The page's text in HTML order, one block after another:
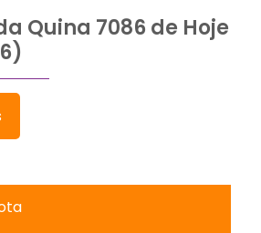
Quina 7086 de Hoje